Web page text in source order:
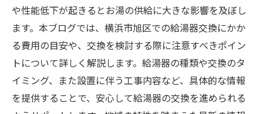
や性能低下が起きるとお湯の供給に大きな影響を及ぼし
ます。本ブログでは、横浜市旭区での給湯器交換にかか
る費用の目安や、交換を検討する際に注意すべきポイン
トについて詳しく解説します。給湯器の種類や交換のタ
イミング、また設置に伴う工事内容など、具体的な情報
を提供することで、安心して給湯器の交換を進められる